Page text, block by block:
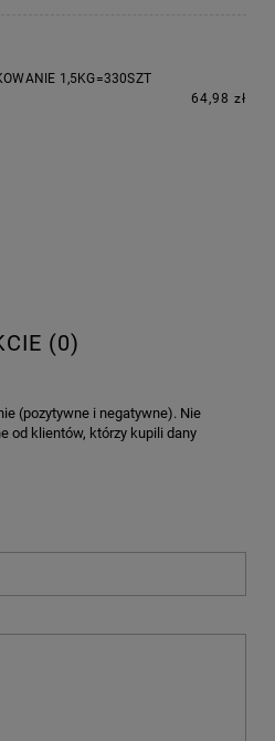
1,5KG=330SZT
64,98 zł
(0)
(pozytywne i negatywne). Nie
od klientów, którzy kupili dany